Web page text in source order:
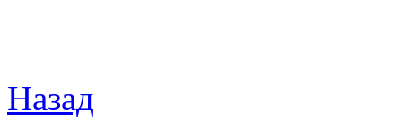
Назад